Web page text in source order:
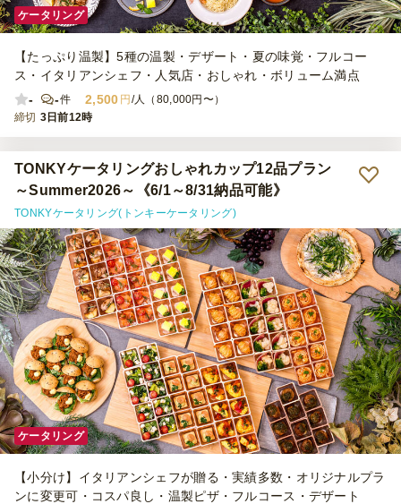
ケータリング
【たっぷり温製】5種の温製・デザート・夏の味覚・フルコー
ス・イタリアンシェフ・人気店・おしゃれ・ボリューム満点
-
-件 2,500 円 /人（80,000円〜）
締切 3日前12時
TONKYケータリングおしゃれカップ12品プラン
～Summer2026～《6/1～8/31納品可能》
TONKYケータリング(トンキーケータリング)
ケータリング
【小分け】イタリアンシェフが贈る・実績多数・オリジナルプラ
ンに変更可・コスパ良し・温製ピザ・フルコース・デザート